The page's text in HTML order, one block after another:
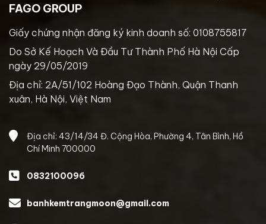
FAGO GROUP
Giấy chứng nhận đăng ký kinh doanh số: 0108755817
Do Sở Kế Hoạch Và Đầu Tư Thành Phố Hà Nội Cấp
ngày 29/05/2019
Địa chỉ: 2A/51/102 Hoàng Đạo Thành, Quận Thanh
xuân, Hà Nội, Việt Nam
Địa chỉ: 43/14/34 Đ. Cộng Hòa, Phường 4, Tân Bình, Hồ
Chí Minh 700000
0832100096
banhkemtrangmoon@gmail.com